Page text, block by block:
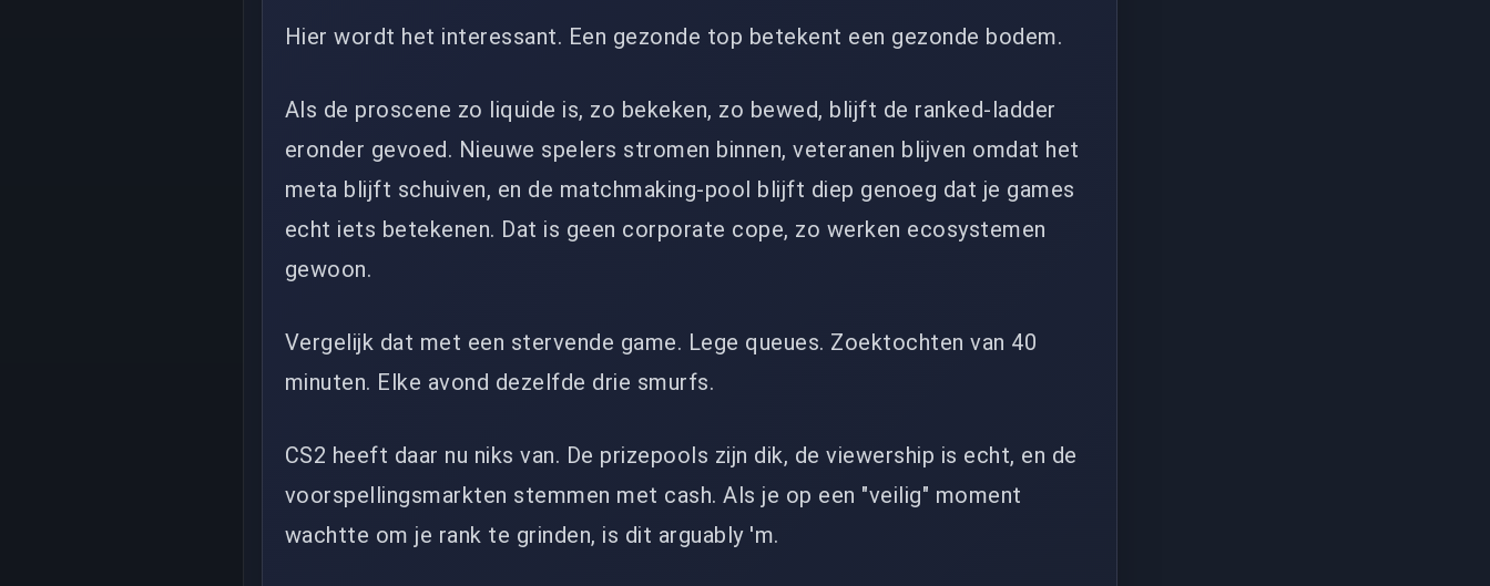
Hier wordt het interessant. Een gezonde top betekent een gezonde bodem.
Als de proscene zo liquide is, zo bekeken, zo bewed, blijft de ranked-ladder
eronder gevoed. Nieuwe spelers stromen binnen, veteranen blijven omdat het
meta blijft schuiven, en de matchmaking-pool blijft diep genoeg dat je games
echt iets betekenen. Dat is geen corporate cope, zo werken ecosystemen
gewoon.
Vergelijk dat met een stervende game. Lege queues. Zoektochten van 40
minuten. Elke avond dezelfde drie smurfs.
CS2 heeft daar nu niks van. De prizepools zijn dik, de viewership is echt, en de
voorspellingsmarkten stemmen met cash. Als je op een "veilig" moment
wachtte om je rank te grinden, is dit arguably 'm.